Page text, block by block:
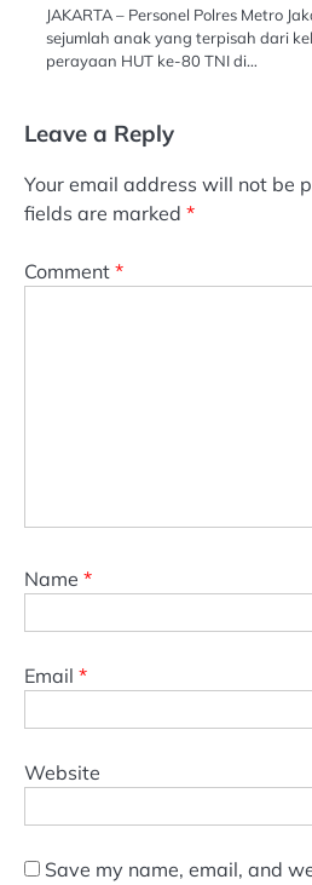
JAKARTA – Personel Polres Metro
sejumlah anak yang terpisah dari
perayaan HUT ke-80 TNI di…
Leave a Reply
Your email address will not be
fields are marked *
Comment *
Name *
Email *
Website
Save my name, email, and